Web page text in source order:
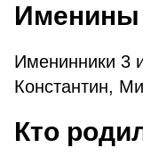
Именины
Именинники 3
Константин,
Кто